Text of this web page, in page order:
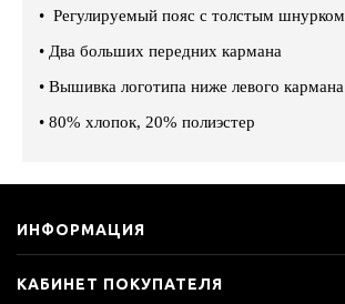
• Регулируемый пояс с толстым шнурком
• Два больших передних кармана
• Вышивка логотипа ниже левого кармана
• 80% хлопок, 20% полиэстер
ИНФОРМАЦИЯ
КАБИНЕТ ПОКУПАТЕЛЯ